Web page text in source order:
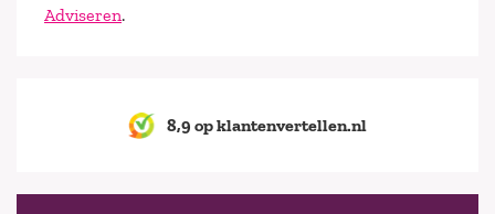
Adviseren.
8,9 op klantenvertellen.nl